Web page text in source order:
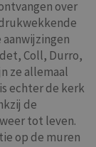
over
Coll, Durro,
ze allemaal
echter de kerk
de
tot leven.
op de muren